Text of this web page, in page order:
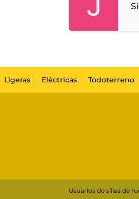
Ligeras Eléctricas Todoterreno
Usuarios de sillas de